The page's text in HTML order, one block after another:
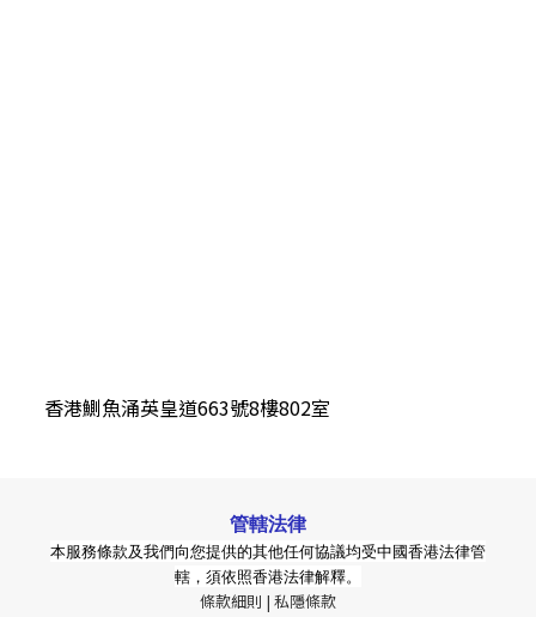
香港鰂魚涌英皇道663號8樓802室
管轄法律
本服務條款及我們向您提供的其他任何協議均受中國香港法律管
轄，須依照香港法律解釋。
條款細則 | 私隱條款